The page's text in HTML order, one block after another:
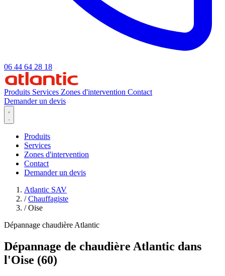
06 44 64 28 18
Produits Services Zones d'intervention Contact
Demander un devis
Produits
Services
Zones d'intervention
Contact
Demander un devis
Atlantic SAV
/ Chauffagiste
/ Oise
Dépannage chaudière Atlantic
Dépannage de chaudière Atlantic dans
l'Oise (60)